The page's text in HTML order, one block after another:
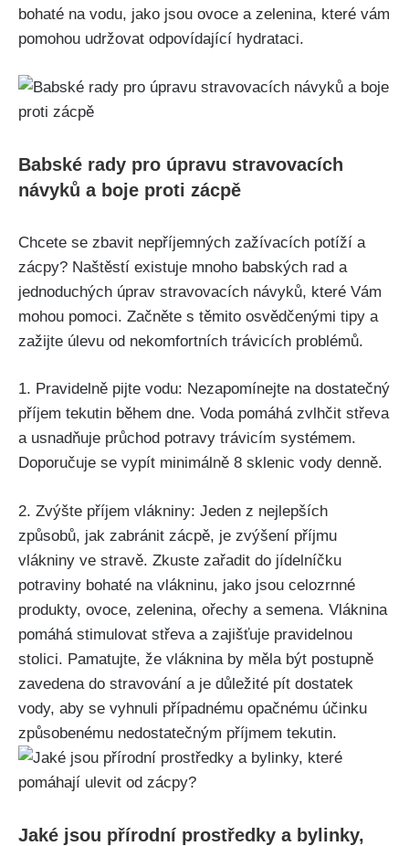
bohaté na vodu, jako jsou ovoce a zelenina, které vám
pomohou udržovat odpovídající⁣ hydrataci.
Babské rady pro úpravu stravovacích
návyků a‍ boje proti zácpě
Chcete ‍se zbavit⁣ nepříjemných zažívacích potíží‌ a
zácpy? Naštěstí​ existuje mnoho ⁤babských ​rad a
jednoduchých úprav stravovacích návyků, ‌které Vám
mohou pomoci. Začněte s⁣ těmito ⁢osvědčenými tipy a
⁤zažijte úlevu od nekomfortních ⁤trávicích⁢ problémů.
1. Pravidelně pijte vodu: Nezapomínejte na dostatečný
příjem tekutin během dne. Voda pomáhá zvlhčit střeva
a⁢ usnadňuje průchod potravy trávicím systémem.
Doporučuje se ⁢vypít minimálně ‌8 sklenic​ vody⁢ denně.
2.‍ Zvýšte příjem vlákniny: Jeden z nejlepších
způsobů, jak zabránit ‍zácpě,‌ je zvýšení ⁣příjmu
vlákniny ve ‌stravě. Zkuste zařadit do jídelníčku
potraviny bohaté na vlákninu, jako jsou celozrnné
produkty, ​ovoce, zelenina,‌ ořechy a ‍semena. Vláknina
pomáhá stimulovat střeva⁢ a zajišťuje pravidelnou
stolici. Pamatujte, že vláknina by ‌měla být postupně
zavedena do stravování a je důležité pít dostatek
vody, ⁢aby se ⁣vyhnuli případnému opačnému účinku
způsobenému nedostatečným příjmem tekutin.
Jaké jsou přírodní prostředky a bylinky,